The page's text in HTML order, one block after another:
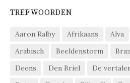
TREFWOORDEN
Aaron Ralby Afrikaans Alva
Arabisch
Beeldenstorm
Deens
Den Briel De